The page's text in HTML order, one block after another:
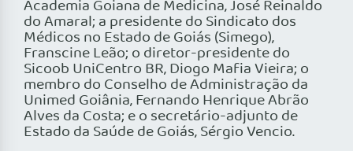
Academia Goiana de Medicina, José Reinaldo
do Amaral; a presidente do Sindicato dos
Médicos no Estado de Goiás (Simego),
Franscine Leão; o diretor-presidente do
Sicoob UniCentro BR, Diogo Mafia Vieira; o
membro do Conselho de Administração da
Unimed Goiânia, Fernando Henrique Abrão
Alves da Costa; e o secretário-adjunto de
Estado da Saúde de Goiás, Sérgio Vencio.